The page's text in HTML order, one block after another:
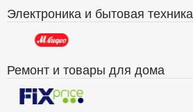
Электроника и бытовая техника
Ремонт и товары для дома